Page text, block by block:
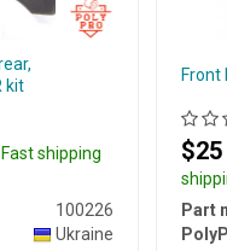
kit
shipping
100226
Ukraine
Front
Part